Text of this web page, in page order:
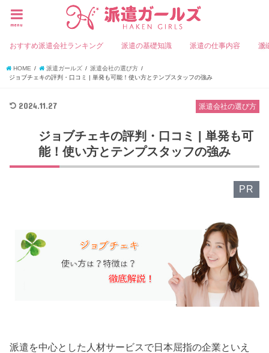
menu
おすすめ派遣会社ランキング 派遣の基礎知識 派遣の仕事内容 派
HOME 派遣ガールズ
派遣会社の選び方
ジョブチェキの評判・口コミ | 単発も可能！使い方とテンプスタッフの強み
派遣会社の選び方
2024.11.27
ジョブチェキの評判・口コミ | 単発も可
能！使い方とテンプスタッフの強み
PR
派遣を中心とした人材サービスで日本屈指の企業といえ